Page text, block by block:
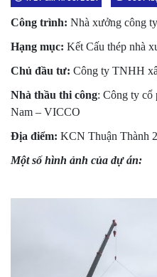
Công trình: Nhà xưởng công
Hạng mục: Kết Cấu thép nhà
Chủ đầu tư: Công ty TNHH
Nhà thầu thi công: Công ty cổ
Nam – VICCO
Địa điểm: KCN Thuận Thành
Một số hình ảnh của dự án: